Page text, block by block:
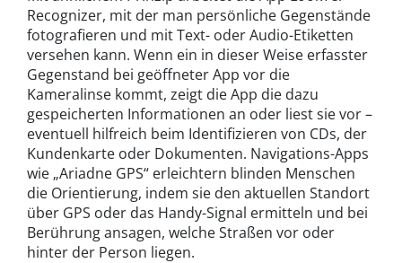
Recognizer, mit der man persönliche Gegenstände
fotografieren und mit Text- oder Audio-Etiketten
versehen kann. Wenn ein in dieser Weise erfasster
Gegenstand bei geöffneter App vor die
Kameralinse kommt, zeigt die App die dazu
gespeicherten Informationen an oder liest sie vor –
eventuell hilfreich beim Identifizieren von CDs, der
Kundenkarte oder Dokumenten. Navigations-Apps
wie „Ariadne GPS“ erleichtern blinden Menschen
die Orientierung, indem sie den aktuellen Standort
über GPS oder das Handy-Signal ermitteln und bei
Berührung ansagen, welche Straßen vor oder
hinter der Person liegen.